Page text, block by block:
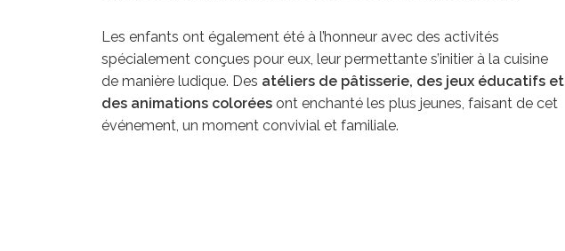
Les enfants ont également été à l’honneur avec des activités
spécialement conçues pour eux, leur permettante s’initier à la cuisine
de manière ludique. Des atéliers de pâtisserie, des jeux éducatifs et
des animations coloréesont enchanté les plus jeunes, faisant de cet
événement, un moment convivial et familiale.